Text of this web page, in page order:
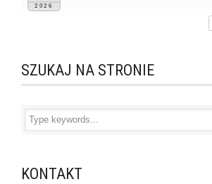
2026
SZUKAJ NA STRONIE
KONTAKT